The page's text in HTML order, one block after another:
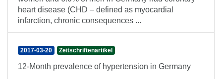
heart disease (CHD – defined as myocardial
infarction, chronic consequences ...
2017-03-20 Zeitschriftenartikel
12-Month prevalence of hypertension in Germany